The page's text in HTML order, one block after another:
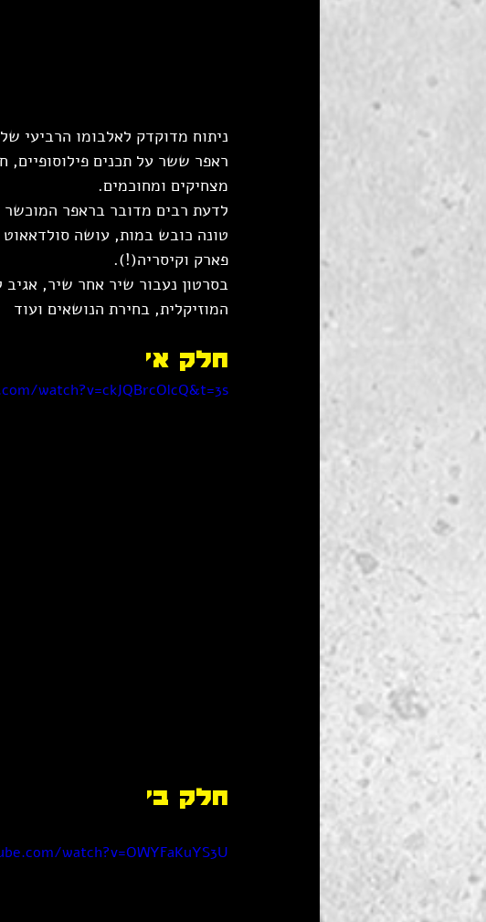
ניתוח מדוקדק לאלבומו הרביעי
ראפר ששר על תכנים פילוסופיים,
מצחיקים ומחוכמים.
לדעת רבים מדובר בראפר המוכשר
טונה כובש במות, עושה סולדאאוט
פארק וקיסריה(!).
בסרטון נעבור שיר אחר שיר,
המוזיקלית, בחירת הנושאים ועוד
חלק א'
watch?v=ckJQBrcOlcQ&t=3s
חלק ב'
watch?v=OWYFaKuYS3U